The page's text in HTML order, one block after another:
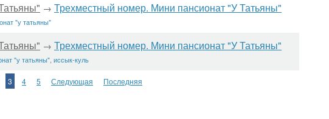
→ Трехместный номер. Мини пансионат "У Татьяны"
"у татьяны"
→ Трехместный номер. Мини пансионат "У Татьяны"
"у татьяны" иссык-куль
3 4 5 Следующая Последняя